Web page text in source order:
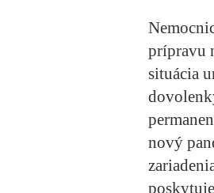
prípravu
situácia
nový